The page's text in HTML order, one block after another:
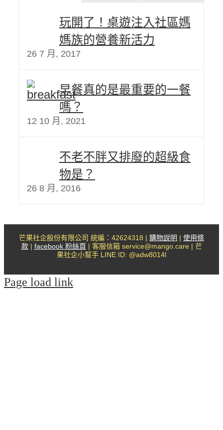
玩開了！桌遊注入社區媽
媽族的營養新活力
26 7 月, 2017
早餐真的是最重要的一餐
嗎？
12 10 月, 2021
不老不胖又排廢的超級食
物是？
26 8 月, 2016
芒果社企股份有限公司 統編：42624318 | 購物說明 | 使用條
款| facebook 粉絲頁 | 客服信箱 service@mango.care | 芒
果社企小幫手 LINE ID: @adw8014l
Page load link